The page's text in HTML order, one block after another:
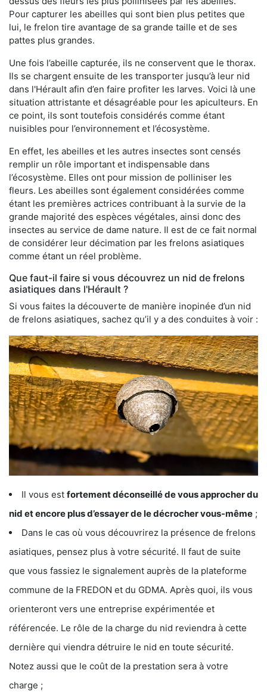
Pour capturer les abeilles qui sont bien plus petites que
lui, le frelon tire avantage de sa grande taille et de ses
pattes plus grandes.
Une fois l’abeille capturée, ils ne conservent que le thorax.
Ils se chargent ensuite de les transporter jusqu’à leur nid
dans l'Hérault afin d’en faire profiter les larves. Voici là une
situation attristante et désagréable pour les apiculteurs. En
ce point, ils sont toutefois considérés comme étant
nuisibles pour l’environnement et l’écosystème.
En effet, les abeilles et les autres insectes sont censés
remplir un rôle important et indispensable dans
l’écosystème. Elles ont pour mission de polliniser les
fleurs. Les abeilles sont également considérées comme
étant les premières actrices contribuant à la survie de la
grande majorité des espèces végétales, ainsi donc des
insectes au service de dame nature. Il est de ce fait normal
de considérer leur décimation par les frelons asiatiques
comme étant un réel problème.
Que faut-il faire si vous découvrez un nid de frelons
asiatiques dans l'Hérault ?
Si vous faites la découverte de manière inopinée d’un nid
de frelons asiatiques, sachez qu’il y a des conduites à voir :
Il vous est fortement déconseillé de vous approcher du
nid et encore plus d’essayer de le décrocher vous-même ;
Dans le cas où vous découvrirez la présence de frelons
asiatiques, pensez plus à votre sécurité. Il faut de suite
que vous fassiez le signalement auprès de la plateforme
commune de la FREDON et du GDMA. Après quoi, ils vous
orienteront vers une entreprise expérimentée et
référencée. Le rôle de la charge du nid reviendra à cette
dernière qui viendra détruire le nid en toute sécurité.
Notez aussi que le coût de la prestation sera à votre
charge ;